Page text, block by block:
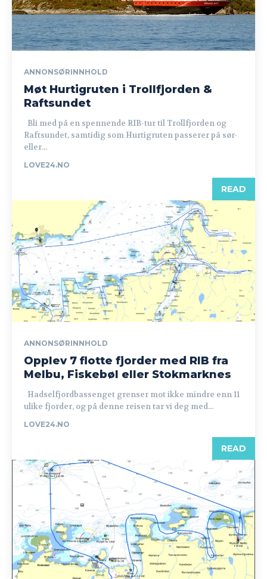
ANNONSØRINNHOLD
Møt Hurtigruten i Trollfjorden &
Raftsundet
Bli med på en spennende RIB-tur til Trollfjorden og
Raftsundet, samtidig som Hurtigruten passerer på sør-
eller...
LOVE24.NO
READ
ANNONSØRINNHOLD
Opplev 7 flotte fjorder med RIB fra
Melbu, Fiskebøl eller Stokmarknes
ulike fjorder, og på denne reisen tar vi deg med...
LOVE24.NO
READ